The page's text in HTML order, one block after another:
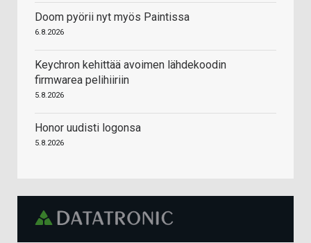
Doom pyörii nyt myös Paintissa
6.8.2026
Keychron kehittää avoimen lähdekoodin
firmwarea pelihiiriin
5.8.2026
Honor uudisti logonsa
5.8.2026